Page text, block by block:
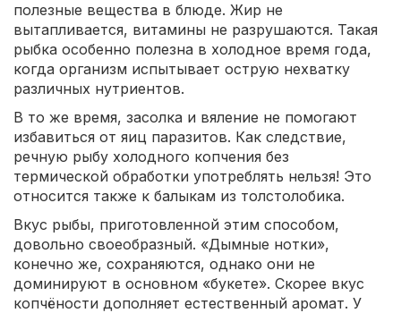
полезные вещества в блюде. Жир не
вытапливается, витамины не разрушаются. Такая
рыбка особенно полезна в холодное время года,
когда организм испытывает острую нехватку
различных нутриентов.
В то же время, засолка и вяление не помогают
избавиться от яиц паразитов. Как следствие,
речную рыбу холодного копчения без
термической обработки употреблять нельзя! Это
относится также к балыкам из толстолобика.
Вкус рыбы, приготовленной этим способом,
довольно своеобразный. «Дымные нотки»,
конечно же, сохраняются, однако они не
доминируют в основном «букете». Скорее вкус
копчёности дополняет естественный аромат. У